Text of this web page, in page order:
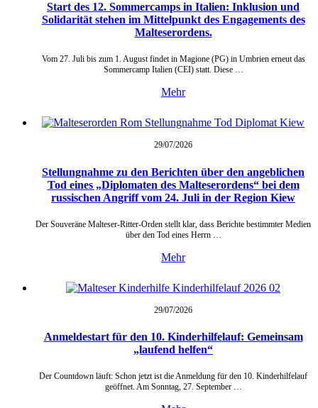
Start des 12. Sommercamps in Italien: Inklusion und
Solidarität stehen im Mittelpunkt des Engagements des
Malteserordens.
Vom 27. Juli bis zum 1. August findet in Magione (PG) in Umbrien erneut das
Sommercamp Italien (CEI) statt. Diese …
Mehr
29/07/2026
Stellungnahme zu den Berichten über den angeblichen
Tod eines „Diplomaten des Malteserordens“ bei dem
russischen Angriff vom 24. Juli in der Region Kiew
Der Souveräne Malteser-Ritter-Orden stellt klar, dass Berichte bestimmter Medien
über den Tod eines Herrn …
Mehr
29/07/2026
Anmeldestart für den 10. Kinderhilfelauf: Gemeinsam
„laufend helfen“
Der Countdown läuft: Schon jetzt ist die Anmeldung für den 10. Kinderhilfelauf
geöffnet. Am Sonntag, 27. September …